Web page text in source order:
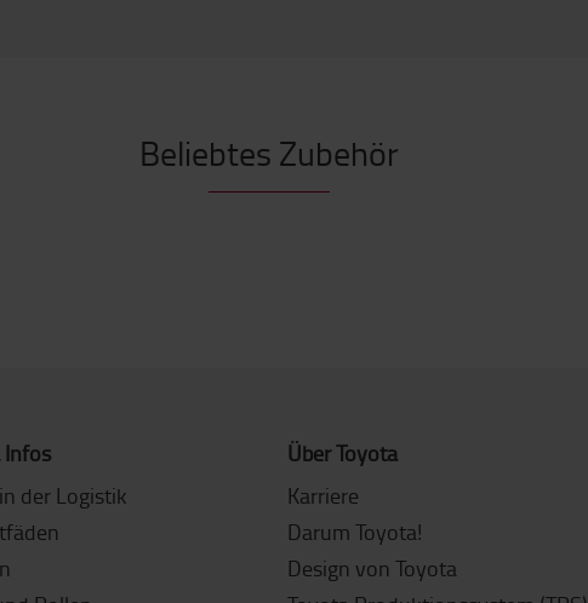
Beliebtes Zubehör
Infos
der Logistik
Über Toyota
Karriere
Darum Toyota!
Design von Toyota